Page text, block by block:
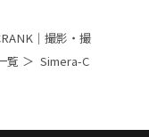
｜撮影・撮
覧
Simera-C